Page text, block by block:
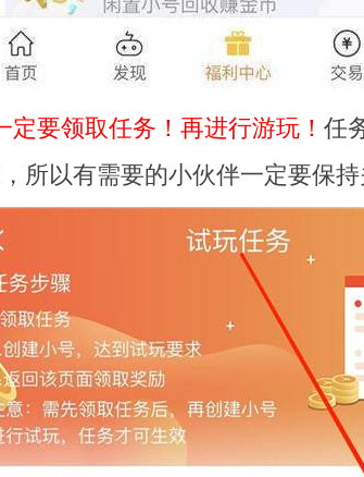
定要领取任务！再进行游玩！ 任
所以有需要的小伙伴一定要保持